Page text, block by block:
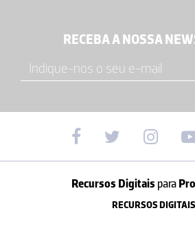
RECEBA A NOSSA
Recursos Digitais para
RECURSOS DIGITAIS